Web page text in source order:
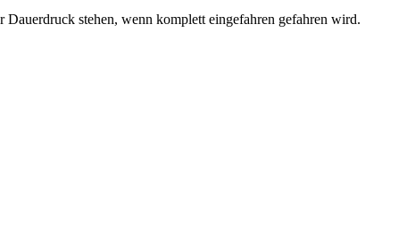
stehen, wenn komplett eingefahren gefahren wird.